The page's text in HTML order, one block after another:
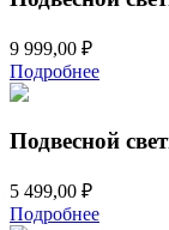
9 999,00 ₽
Подробнее
Подвесной
5 499,00 ₽
Подробнее